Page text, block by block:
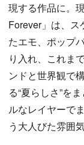
現する作品に。
Forever」は、
たエモ、ポップ
り入れ、これま
ンドと世界観で
る“夏らしさ”を
ルなレイヤーで
う大人びた雰囲